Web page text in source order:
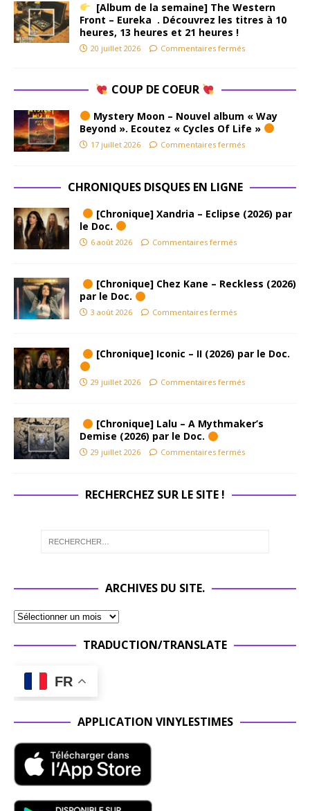
[Album de la semaine] The Western
Front – Eureka . Découvrez les titres à 10
heures, 13 heures et 21 heures !
20 juillet 2026 Commentaires fermés
COUP DE COEUR
Mystery Moon – Nouvel album « Way
Beyond ». Ecoutez « Cycles Of Life »
17 juillet 2026 Commentaires fermés
CHRONIQUES DISQUES EN LIGNE
[Chronique] Xandria – Eclipse (2026) par
le Doc.
6 août 2026 Commentaires fermés
[Chronique] Chez Kane – Reckless (2026)
par le Doc.
3 août 2026 Commentaires fermés
[Chronique] Iconic – II (2026) par le Doc.
29 juillet 2026 Commentaires fermés
[Chronique] Lalu – A Mythmaker’s
Demise (2026) par le Doc.
29 juillet 2026 Commentaires fermés
RECHERCHEZ SUR LE SITE !
ARCHIVES DU SITE.
TRADUCTION/TRANSLATE
FR
APPLICATION VINYLESTIMES